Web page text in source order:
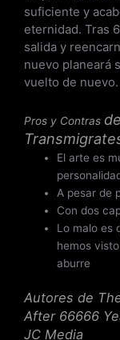
suficiente y
eternidad. Tras
salida y
nuevo planeará
vuelto de nuevo.
Pros y Contras de
El arte es
A pesar de
Con dos
Lo malo es
hemos
aburre
Autores de
After 66666
JC Media